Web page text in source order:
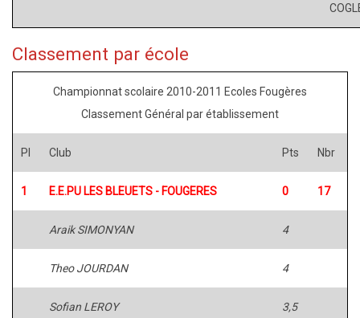
Classement par école
Championnat scolaire 2010-2011 Ecoles Fougères
Classement Général par établissement
Pl Club Pts Nbr
1 E.E.PU LES BLEUETS - FOUGERES 0 17
Araik SIMONYAN 4
Theo JOURDAN 4
Sofian LEROY 3,5